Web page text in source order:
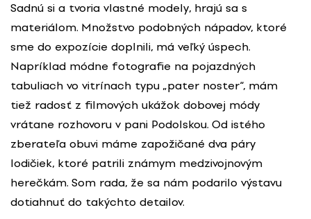
Sadnú si a tvoria vlastné modely, hrajú sa s
materiálom. Množstvo podobných nápadov, ktoré
sme do expozície doplnili, má veľký úspech.
Napríklad módne fotografie na pojazdných
tabuliach vo vitrínach typu „pater noster“, mám
tiež radosť z filmových ukážok dobovej módy
vrátane rozhovoru v pani Podolskou. Od istého
zberateľa obuvi máme zapožičané dva páry
lodičiek, ktoré patrili známym medzivojnovým
herečkám. Som rada, že sa nám podarilo výstavu
dotiahnuť do takýchto detailov.